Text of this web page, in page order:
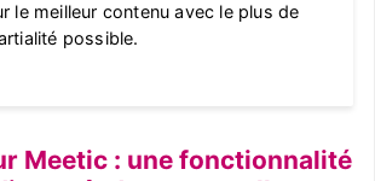
le meilleur contenu avec le plus de
possible.
Meetic : une fonctionnalité